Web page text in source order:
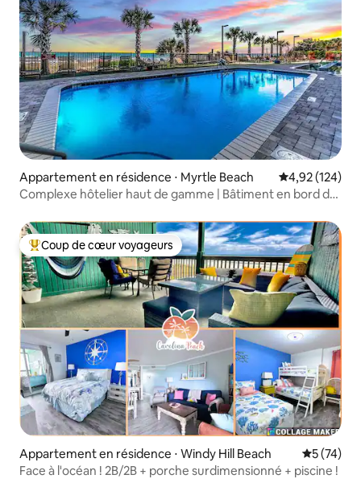
Appartement en résidence ⋅ Myrtle Beach Évaluation
4,92 (124)
Complexe hôtelier haut de gamme | Bâtiment en bord de
Coups de cœur voyageurs les plus appréciés
Coup de cœur voyageurs
Appartement en résidence ⋅ Windy Hill Beach
5 (74)
Face à l'océan ! 2B/2B + porche surdimensionné + piscine !